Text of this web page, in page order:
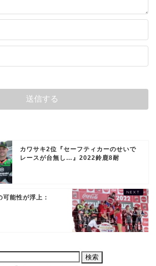
カワサキ2位『セーフティカーのせいで
レースが台無し…』2022鈴鹿8耐
能性が浮上：